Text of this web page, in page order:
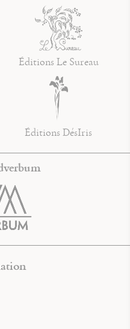
Éditions Le Sureau
Éditions DésIris